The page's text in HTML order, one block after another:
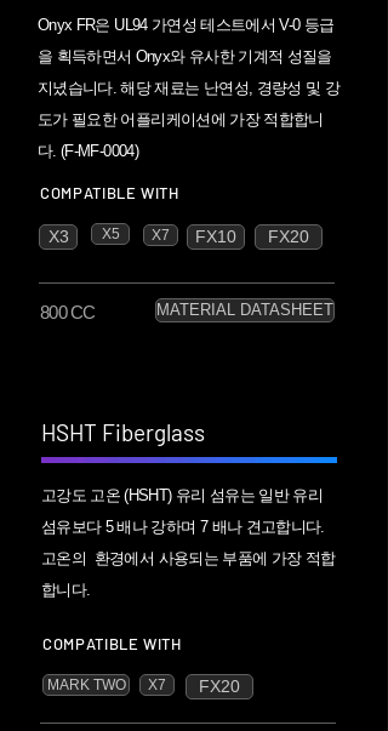
Onyx FR은 UL94 가연성 테스트에서 V-0 등급
을 획득하면서 Onyx와 유사한 기계적 성질을
지녔습니다. 해당 재료는 난연성, 경량성 및 강
도가 필요한 어플리케이션에 가장 적합합니
다. ( F-MF-0004)
COMPATIBLE WITH
X3 X5 X7 FX10 FX20
800 CC MATERIAL DATASHEET
HSHT Fiberglass
고강도 고온 (HSHT) 유리 섬유는 일반 유리
섬유보다 5 배나 강하며 7 배나 견고합니다.
고온의 환경에서 사용되는 부품에 가장 적합
합니다.
COMPATIBLE WITH
MARK TWO X7 FX20